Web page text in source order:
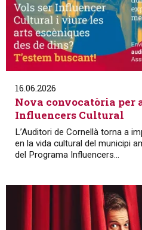
16.06.2026
Nova convocatòria per
Influencers Cultural
L’Auditori de Cornellà torna a
en la vida cultural del municipi
del Programa Influencers...